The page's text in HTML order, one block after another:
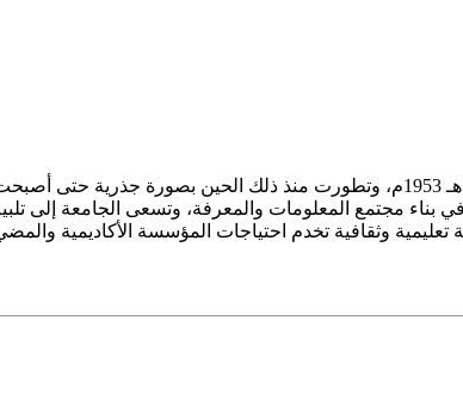
بناء مجتمع المعلومات والمعرفة، وتسعى الجامعة إلى
تعليمية وثقافية تخدم احتياجات المؤسسة الأكاديمية